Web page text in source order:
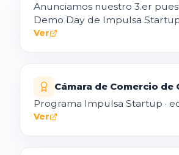
Anunciamos nuestro 3.er
Demo Day de Impulsa
Ver
Cámara de Comercio de
Programa Impulsa Startup ·
Ver